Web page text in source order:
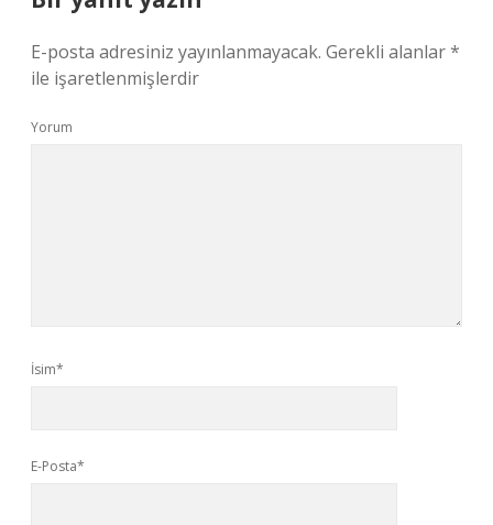
E-posta adresiniz yayınlanmayacak. Gerekli alanlar*
ile işaretlenmişlerdir
Yorum
İsim*
E-Posta*